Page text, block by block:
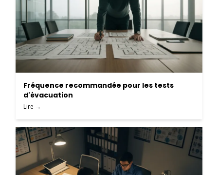
Fréquence recommandée pour les tests
d'évacuation
Lire →